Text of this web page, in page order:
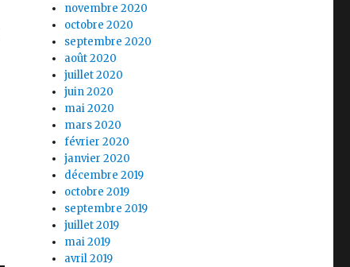
novembre 2020
octobre 2020
septembre 2020
août 2020
juillet 2020
juin 2020
mai 2020
mars 2020
février 2020
janvier 2020
décembre 2019
octobre 2019
septembre 2019
juillet 2019
mai 2019
avril 2019